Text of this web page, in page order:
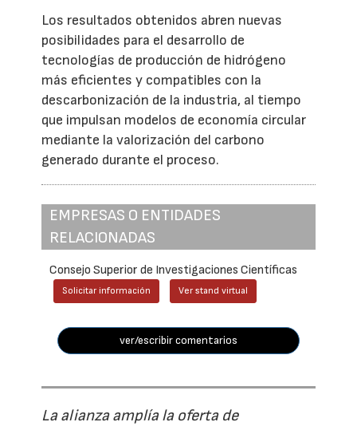
Los resultados obtenidos abren nuevas
posibilidades para el desarrollo de
tecnologías de producción de hidrógeno
más eficientes y compatibles con la
descarbonización de la industria, al tiempo
que impulsan modelos de economía circular
mediante la valorización del carbono
generado durante el proceso.
EMPRESAS O ENTIDADES
RELACIONADAS
Consejo Superior de Investigaciones Científicas
Solicitar información Ver stand virtual
ver/escribir comentarios
La alianza amplía la oferta de